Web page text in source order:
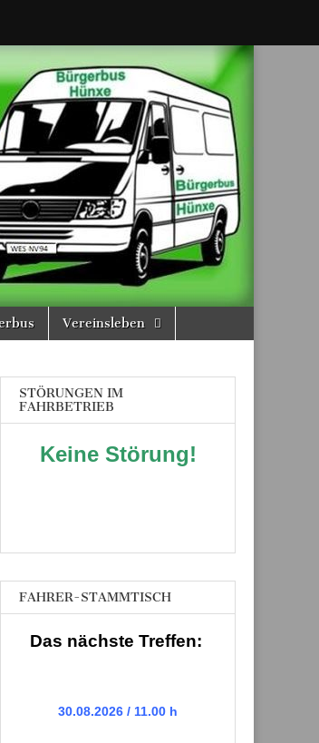
Vereinsleben
STÖRUNGEN IM
FAHRBETRIEB
Keine Störung!
FAHRER-STAMMTISCH
Das nächste Treffen:
30.08.2026 / 11.00 h